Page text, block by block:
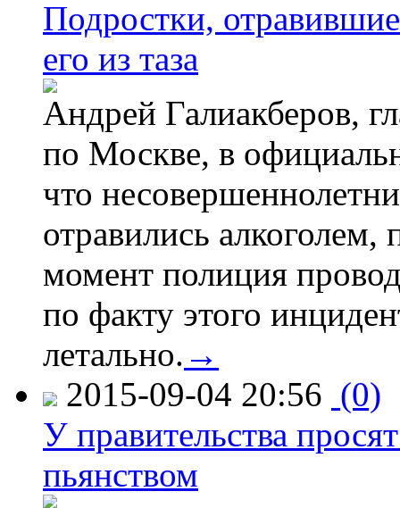
Подростки,
его из таза
Андрей Галиакберов,
по Москве, в
что
отравились
момент полиция
по факту этого
летально. →
2015-09-04 20:56 (0)
У правительства
пьянством